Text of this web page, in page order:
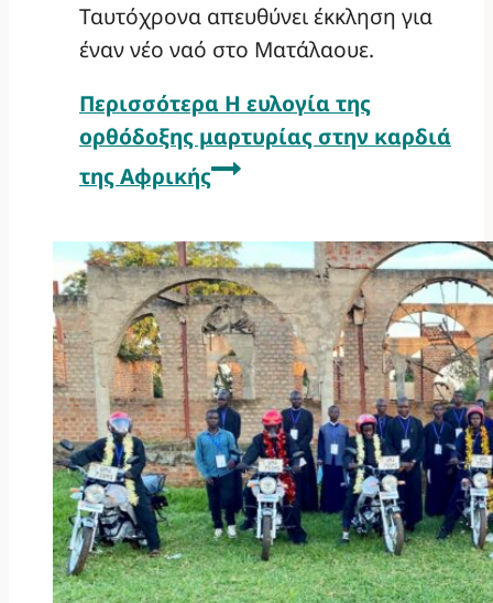
Ταυτόχρονα απευθύνει έκκληση για
έναν νέο ναό στο Ματάλαουε.
Περισσότερα Η ευλογία της
ορθόδοξης μαρτυρίας στην καρδιά
της Αφρικής